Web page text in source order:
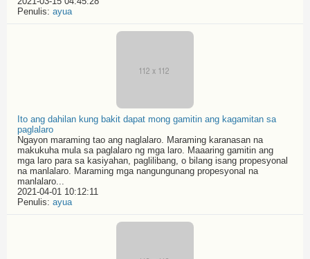
Penulis: ayua
Ito ang dahilan kung bakit dapat mong gamitin ang kagamitan sa
paglalaro
Ngayon maraming tao ang naglalaro. Maraming karanasan na
makukuha mula sa paglalaro ng mga laro. Maaaring gamitin ang
mga laro para sa kasiyahan, paglilibang, o bilang isang propesyonal
na manlalaro. Maraming mga nangungunang propesyonal na
manlalaro...
2021-04-01 10:12:11
Penulis: ayua